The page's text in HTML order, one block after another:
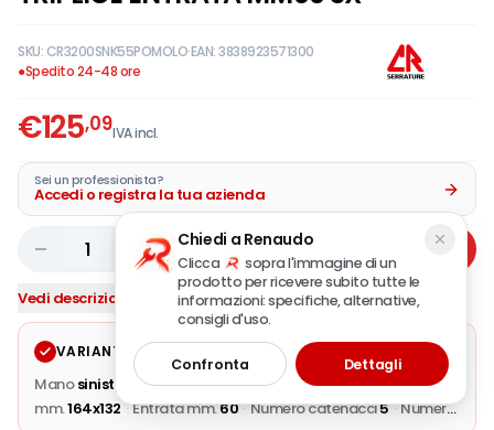
SKU:CR3200SNK55POMOLO·EAN:3838923571300
●Spedito 24-48 ore
€125,09IVA incl.
Sei un professionista?
Accedi o registra la tua azienda
1 Aggiungi
Vedi descrizione completa
VARIANTE SELEZIONATA Modifica
Mano sinistra Corsa catenacci mm. 38 · Dimensioni scatola
mm.164x132 · Entrata mm.60 · Numero catenacci5 · Numero
Chiedi a Renaudo
Clicca
sopra l'immagine di un
prodotto per ricevere subito tutte le
informazioni: specifiche, alternative,
consigli d'uso.
Confronta Dettagli